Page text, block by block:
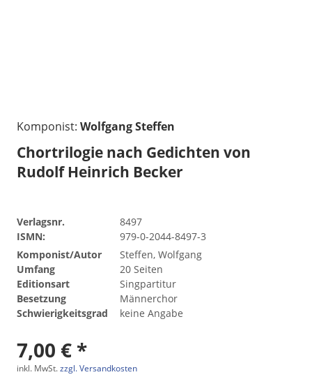
Komponist: Wolfgang Steffen
Chortrilogie nach Gedichten von
Rudolf Heinrich Becker
Verlagsnr.
8497
ISMN:
979-0-2044-8497-3
Komponist/Autor
Steffen, Wolfgang
Umfang
20 Seiten
Editionsart
Singpartitur
Besetzung
Männerchor
Schwierigkeitsgrad
keine Angabe
7,00 € *
inkl. MwSt.zzgl. Versandkosten